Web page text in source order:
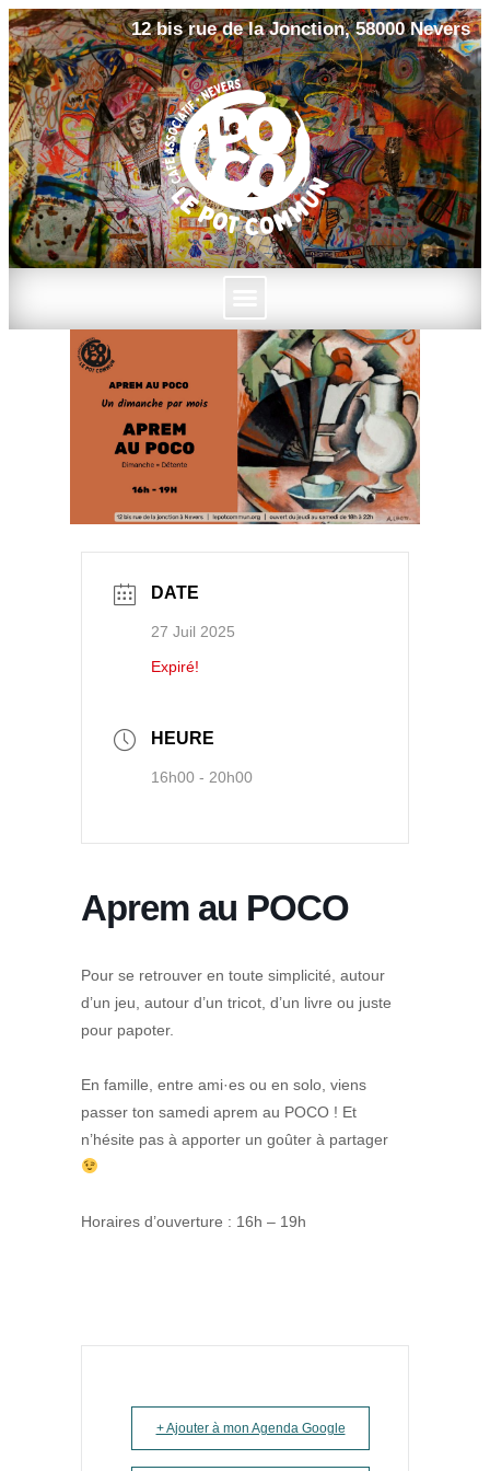
12 bis rue de la Jonction, 58000 Nevers
DATE
27 Juil 2025
Expiré!
HEURE
16h00 - 20h00
Aprem au POCO
Pour se retrouver en toute simplicité, autour
d’un jeu, autour d’un tricot, d’un livre ou juste
pour papoter.
En famille, entre ami·es ou en solo, viens
passer ton samedi aprem au POCO ! Et
n’hésite pas à apporter un goûter à partager
Horaires d’ouverture : 16h – 19h
+ Ajouter à mon Agenda Google